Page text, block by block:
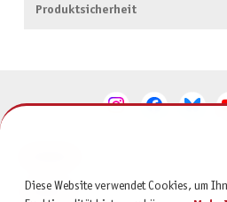
Produktsicherheit
SERVICE
Diese Website verwendet Cookies, um